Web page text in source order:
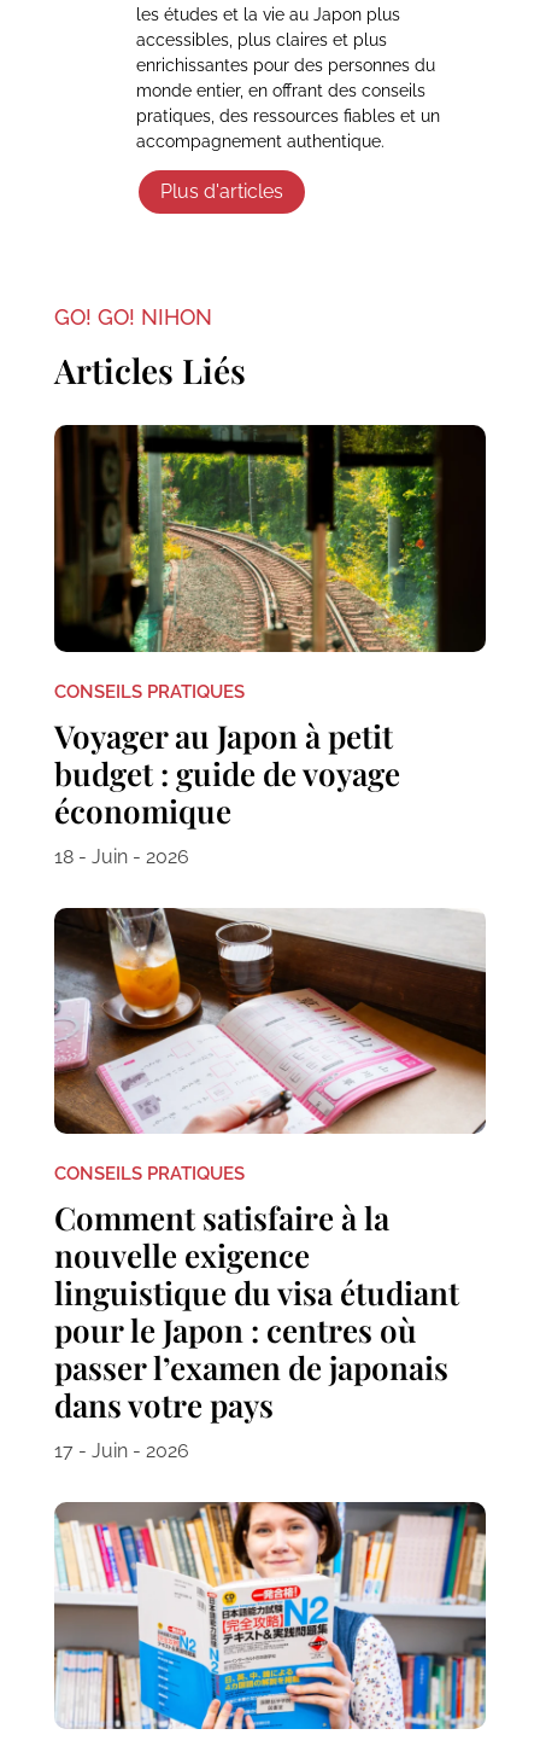
les études et la vie au Japon plus
accessibles, plus claires et plus
enrichissantes pour des personnes du
monde entier, en offrant des conseils
pratiques, des ressources fiables et un
accompagnement authentique.
Plus d'articles
GO! GO! NIHON
Articles Liés
CONSEILS PRATIQUES
Voyager au Japon à petit
budget : guide de voyage
économique
18 - Juin - 2026
CONSEILS PRATIQUES
Comment satisfaire à la
nouvelle exigence
linguistique du visa étudiant
pour le Japon : centres où
passer l’examen de japonais
dans votre pays
17 - Juin - 2026